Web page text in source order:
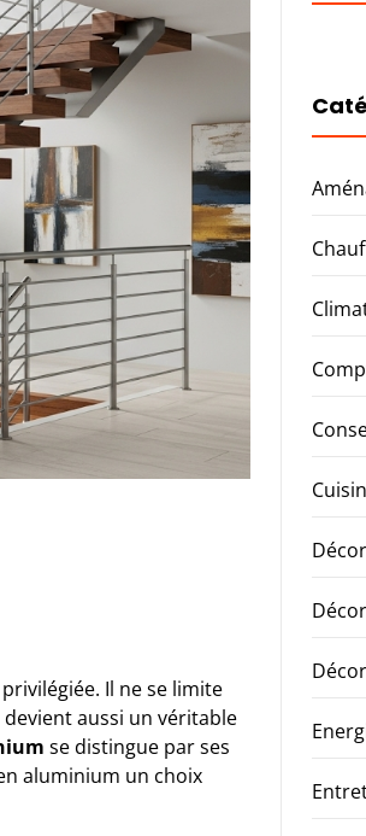
Il ne se limite
aussi un véritable
se distingue par ses
aluminium un choix